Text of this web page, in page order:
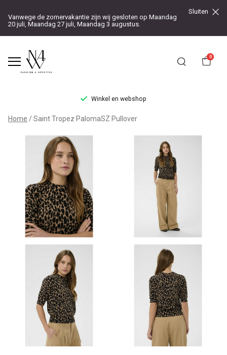
Vanwege de zomervakantie zijn wij gesloten op Maandag
20 juli, Maandag 27 juli, Maandag 3 augustus.
Sluiten
0
Winkel en webshop
Saint
Tropez
PalomaSZ
Pullover
Noteboom
Woman
Home Saint Tropez PalomaSZ Pullover